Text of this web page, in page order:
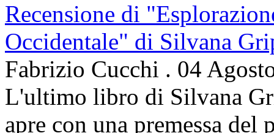
Recensione di
Occidentale" di Silvana
Fabrizio Cucchi . 04
L'ultimo libro di Silvana
apre con una premessa